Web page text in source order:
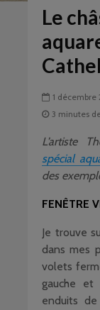
Le
1 décembre
3 minutes
L’artiste
spécial
des
FENÊTRE
Je trouve
dans mes
volets
gauche
enduits